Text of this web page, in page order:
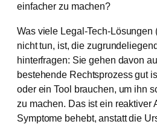
einfacher zu machen?
Was viele Legal-Tech-Lösungen
nicht tun, ist, die
hinterfragen: Sie gehen davon
bestehende Rechtsprozess gut
oder ein Tool brauchen, um ihn
zu machen. Das ist ein reaktiver
Symptome behebt, anstatt die